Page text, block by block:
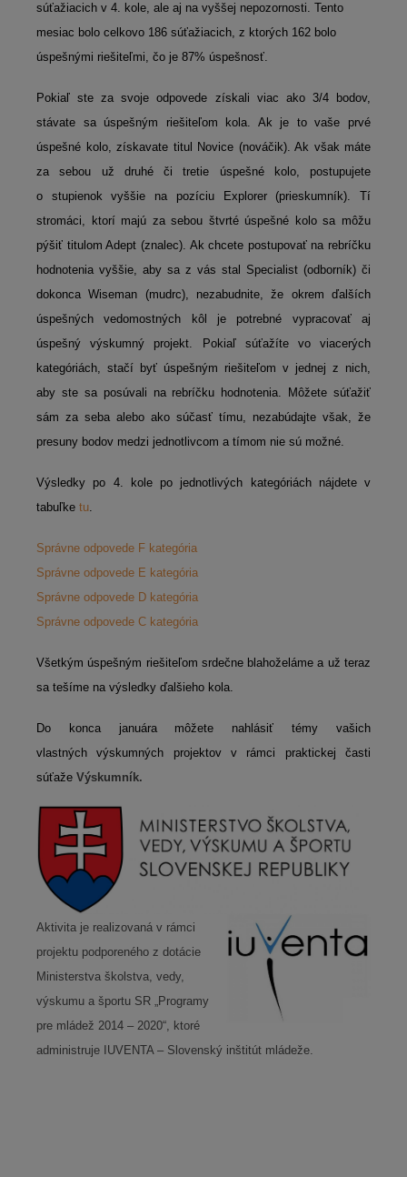
súťažiacich v 4. kole, ale aj na vyššej nepozornosti. Tento
mesiac bolo celkovo 186 súťažiacich, z ktorých 162 bolo
úspešnými riešiteľmi, čo je 87% úspešnosť.
Pokiaľ ste za svoje odpovede získali viac ako 3/4 bodov,
stávate sa úspešným riešiteľom kola. Ak je to vaše prvé
úspešné kolo, získavate titul Novice (nováčik). Ak však máte
za sebou už druhé či tretie úspešné kolo, postupujete
o stupienok vyššie na pozíciu Explorer (prieskumník). Tí
stromáci, ktorí majú za sebou štvrté úspešné kolo sa môžu
pýšiť titulom Adept (znalec). Ak chcete postupovať na rebríčku
hodnotenia vyššie, aby sa z vás stal Specialist (odborník) či
dokonca Wiseman (mudrc), nezabudnite, že okrem ďalších
úspešných vedomostných kôl je potrebné vypracovať aj
úspešný výskumný projekt. Pokiaľ súťažíte vo viacerých
kategóriách, stačí byť úspešným riešiteľom v jednej z nich,
aby ste sa posúvali na rebríčku hodnotenia. Môžete súťažiť
sám za seba alebo ako súčasť tímu, nezabúdajte však, že
presuny bodov medzi jednotlivcom a tímom nie sú možné.
Výsledky po 4. kole po jednotlivých kategóriách nájdete v
tabuľke tu.
Správne odpovede F kategória
Správne odpovede E kategória
Správne odpovede D kategória
Správne odpovede C kategória
Všetkým úspešným riešiteľom srdečne blahoželáme a už teraz
sa tešíme na výsledky ďalšieho kola.
Do konca januára môžete nahlásiť témy vašich
vlastných výskumných projektov v rámci praktickej časti
súťaže Výskumník.
Aktivita je realizovaná v rámci
projektu podporeného z dotácie
Ministerstva školstva, vedy,
výskumu a športu SR „Programy
pre mládež 2014 – 2020“, ktoré
administruje IUVENTA – Slovenský inštitút mládeže.